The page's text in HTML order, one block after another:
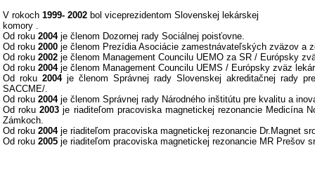
V rokoch 1999- 2002 bol viceprezidentom Slovenskej lekárskej
komory .
Od roku 2004je členom Dozornej rady Sociálnej poisťovne.
Od roku 2000 je členom Prezídia Asociácie zamestnávateľských zväzov a
Od roku 2002 je členom Management Councilu UEMO za SR / Európsky
Od roku 2004je členom Management Councilu UEMS / Európsky zväz
Od roku 2004je členom Správnej rady Slovenskej akreditačnej rady
SACCME/.
Od roku 2004je členom Správnej rady Národného inštitútu pre kvalitu a
Od roku2003 je riaditeľom pracoviska magnetickej rezonancie Medicína
Zámkoch.
Od roku 2004je riaditeľom pracoviska magnetickej rezonancie Dr.Magnet
Od roku 2005 je riaditeľom pracoviska magnetickej rezonancie MR Prešov